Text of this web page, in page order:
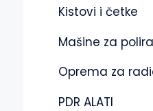
Kistovi i četke
Mašine za
Oprema za
PDR ALATI